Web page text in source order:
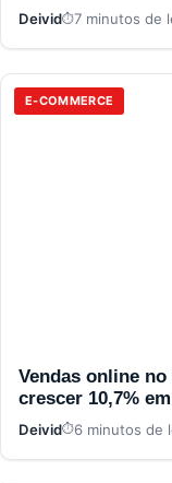
Deivid 7 minutos de
E-COMMERCE
Vendas online
crescer 10,7%
Deivid 6 minutos de